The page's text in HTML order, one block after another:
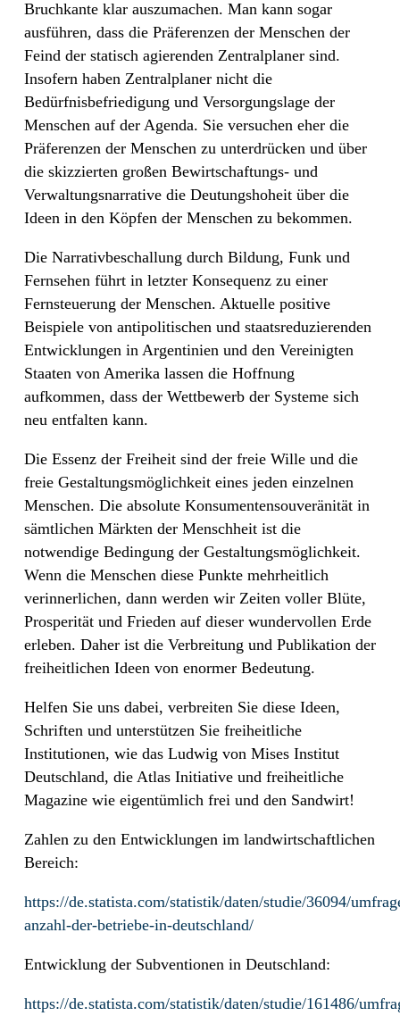
Bruchkante klar auszumachen. Man kann sogar
ausführen, dass die Präferenzen der Menschen der
Feind der statisch agierenden Zentralplaner sind.
Insofern haben Zentralplaner nicht die
Bedürfnisbefriedigung und Versorgungslage der
Menschen auf der Agenda. Sie versuchen eher die
Präferenzen der Menschen zu unterdrücken und über
die skizzierten großen Bewirtschaftungs- und
Verwaltungsnarrative die Deutungshoheit über die
Ideen in den Köpfen der Menschen zu bekommen.
Die Narrativbeschallung durch Bildung, Funk und
Fernsehen führt in letzter Konsequenz zu einer
Fernsteuerung der Menschen. Aktuelle positive
Beispiele von antipolitischen und staatsreduzierenden
Entwicklungen in Argentinien und den Vereinigten
Staaten von Amerika lassen die Hoffnung
aufkommen, dass der Wettbewerb der Systeme sich
neu entfalten kann.
Die Essenz der Freiheit sind der freie Wille und die
freie Gestaltungsmöglichkeit eines jeden einzelnen
Menschen. Die absolute Konsumentensouveränität in
sämtlichen Märkten der Menschheit ist die
notwendige Bedingung der Gestaltungsmöglichkeit.
Wenn die Menschen diese Punkte mehrheitlich
verinnerlichen, dann werden wir Zeiten voller Blüte,
Prosperität und Frieden auf dieser wundervollen Erde
erleben. Daher ist die Verbreitung und Publikation der
freiheitlichen Ideen von enormer Bedeutung.
Helfen Sie uns dabei, verbreiten Sie diese Ideen,
Schriften und unterstützen Sie freiheitliche
Institutionen, wie das Ludwig von Mises Institut
Deutschland, die Atlas Initiative und freiheitliche
Magazine wie eigentümlich frei und den Sandwirt!
Zahlen zu den Entwicklungen im landwirtschaftlichen
Bereich:
https://de.statista.com/statistik/daten/studie/36094/
anzahl-der-betriebe-in-deutschland/
Entwicklung der Subventionen in Deutschland:
https://de.statista.com/statistik/daten/studie/161486/